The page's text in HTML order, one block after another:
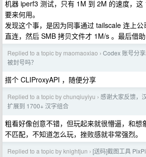
机器 iperf3 测试，只有 1M 到 2M 的速度，
要来何用。
发现这个事，是因为同事通过 tailscale 连上
直连，然后 SMB 拷贝文件才 1M/s 。最后借助
Replied to a topic by maomaoxiao › Codex 账号分
被封号吗？
搭个 CLIProxyAPI ，随便分享
Replied to a topic by chunqiuyiyu › 感谢大家反馈，
扩展到 1700+ 汉字组合
粗看好像创意不错，但玩起来就很懵逼，和想
不匹配，不知道怎么玩，挫败感就非常强烈。
Replied to a topic by knightjun › [送码]截图工具